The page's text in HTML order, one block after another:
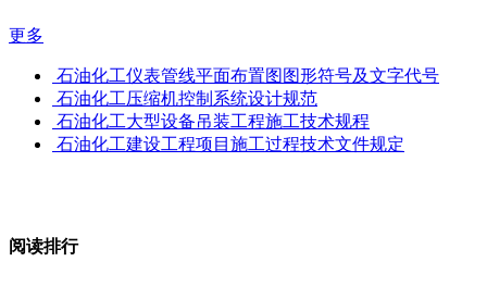
更多
石油化工仪表管线平面布置图图形符号及文字代号
石油化工压缩机控制系统设计规范
石油化工大型设备吊装工程施工技术规程
石油化工建设工程项目施工过程技术文件规定
阅读排行